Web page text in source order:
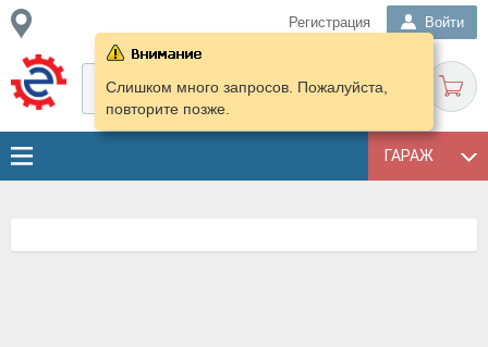
Регистрация Войти
ГАРАЖ
Слишком много запросов. Пожалуйста,
повторите позже.